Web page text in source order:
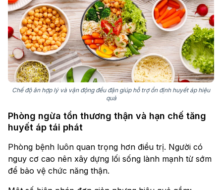
Chế độ ăn hợp lý và vận động đều đặn giúp hỗ trợ ổn định huyết áp hiệu
quả
Phòng ngừa tổn thương thận và hạn chế tăng
huyết áp tái phát
Phòng bệnh luôn quan trọng hơn điều trị. Người có
nguy cơ cao nên xây dựng lối sống lành mạnh từ sớm
để bảo vệ chức năng thận.